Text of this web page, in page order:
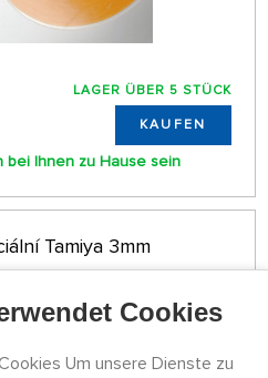
LAGER ÜBER 5 STÜCK
KAUFEN
bei Ihnen zu Hause sein
Tamiya 3mm
Cookies
Um unsere Dienste zu